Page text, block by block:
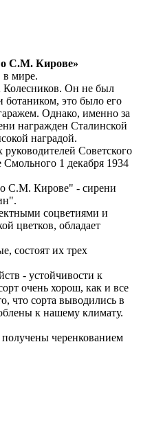
С.М. Кирове»
в мире.
Он не был
это было его
Однако, именно за
награжден Сталинской
наградой.
Советского
1 декабря 1934
С.М. Кирове" - сирени
соцветиями и
цветков, обладает
состоят их трех
- устойчивости к
очень хорош, как и все
что сорта выводились в
к нашему климату.
черенкованием